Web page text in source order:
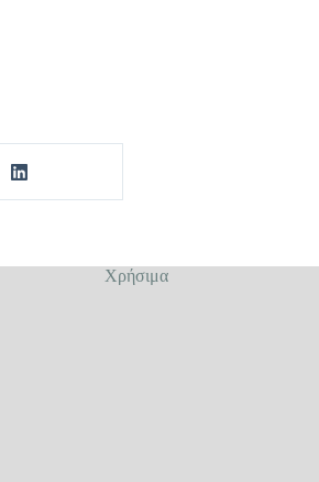
Χρήσιμα